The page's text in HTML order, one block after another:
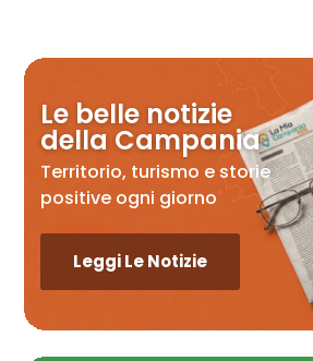
Le belle notizie
della Campania
Territorio, turismo e storie
positive ogni giorno
Leggi Le Notizie